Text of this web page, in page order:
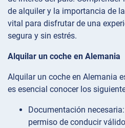
de alquiler y la importancia de
vital para disfrutar de una
segura y sin estrés.
Alquilar un coche en Alemania
Alquilar un coche en Alemania
es esencial conocer los
Documentación
permiso de conducir